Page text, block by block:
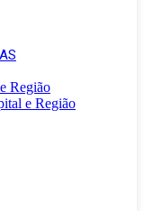
Região
e Região